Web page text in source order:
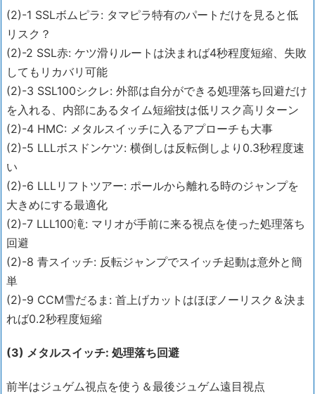
(2)-1 SSLボムピラ: タマピラ特有のパートだけを見ると低
リスク？
(2)-2 SSL赤: ケツ滑りルートは決まれば4秒程度短縮、失敗
してもリカバリ可能
(2)-3 SSL100シクレ: 外部は自分ができる処理落ち回避だけ
を入れる、内部にあるタイム短縮技は低リスク高リターン
(2)-4 HMC: メタルスイッチに入るアプローチも大事
(2)-5 LLLボスドンケツ: 横倒しは反転倒しより0.3秒程度速
い
(2)-6 LLLリフトツアー: ポールから離れる時のジャンプを
大きめにする最適化
(2)-7 LLL100滝: マリオが手前に来る視点を使った処理落ち
回避
(2)-8 青スイッチ: 反転ジャンプでスイッチ起動は意外と簡
単
(2)-9 CCM雪だるま: 首上げカットはほぼノーリスク＆決ま
れば0.2秒程度短縮
(3) メタルスイッチ: 処理落ち回避
前半はジュゲム視点を使う＆最後ジュゲム遠目視点